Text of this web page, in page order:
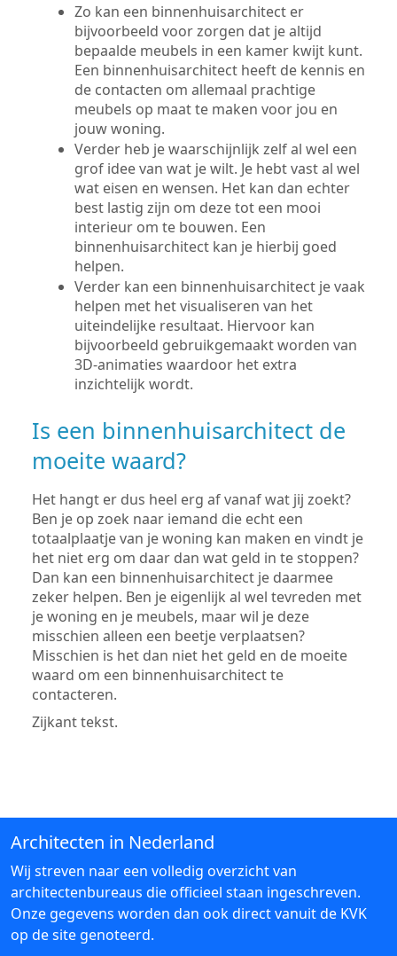
Zo kan een binnenhuisarchitect er
bijvoorbeeld voor zorgen dat je altijd
bepaalde meubels in een kamer kwijt kunt.
Een binnenhuisarchitect heeft de kennis en
de contacten om allemaal prachtige
meubels op maat te maken voor jou en
jouw woning.
Verder heb je waarschijnlijk zelf al wel een
grof idee van wat je wilt. Je hebt vast al wel
wat eisen en wensen. Het kan dan echter
best lastig zijn om deze tot een mooi
interieur om te bouwen. Een
binnenhuisarchitect kan je hierbij goed
helpen.
Verder kan een binnenhuisarchitect je vaak
helpen met het visualiseren van het
uiteindelijke resultaat. Hiervoor kan
bijvoorbeeld gebruikgemaakt worden van
3D-animaties waardoor het extra
inzichtelijk wordt.
Is een binnenhuisarchitect de
moeite waard?
Het hangt er dus heel erg af vanaf wat jij zoekt?
Ben je op zoek naar iemand die echt een
totaalplaatje van je woning kan maken en vindt je
het niet erg om daar dan wat geld in te stoppen?
Dan kan een binnenhuisarchitect je daarmee
zeker helpen. Ben je eigenlijk al wel tevreden met
je woning en je meubels, maar wil je deze
misschien alleen een beetje verplaatsen?
Misschien is het dan niet het geld en de moeite
waard om een binnenhuisarchitect te
contacteren.
Zijkant tekst.
Architecten in Nederland
Wij streven naar een volledig overzicht van
architectenbureaus die officieel staan ingeschreven.
Onze gegevens worden dan ook direct vanuit de KVK
op de site genoteerd.